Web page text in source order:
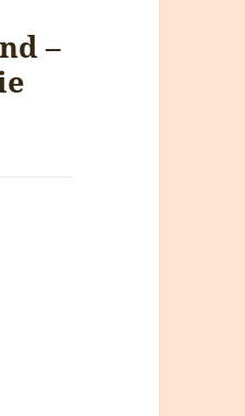
–